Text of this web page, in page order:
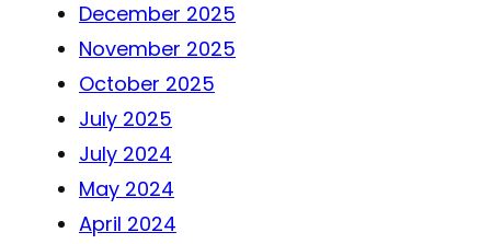
December 2025
November 2025
October 2025
July 2025
July 2024
May 2024
April 2024